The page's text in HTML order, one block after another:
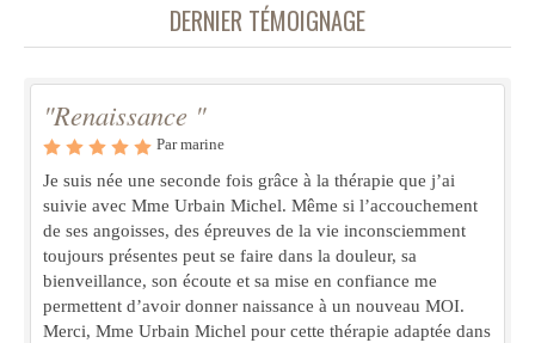
DERNIER TÉMOIGNAGE
"Renaissance "
Par marine
Je suis née une seconde fois grâce à la thérapie que j’ai
suivie avec Mme Urbain Michel. Même si l’accouchement
de ses angoisses, des épreuves de la vie inconsciemment
toujours présentes peut se faire dans la douleur, sa
bienveillance, son écoute et sa mise en confiance me
permettent d’avoir donner naissance à un nouveau MOI.
Merci, Mme Urbain Michel pour cette thérapie adaptée dans